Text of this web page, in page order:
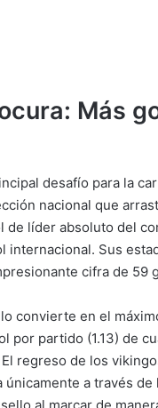
Más
desafío para la
nacional que
de líder absoluto del
internacional. Sus
cifra de
convierte en el
por partido (1.13) de
El regreso de los
únicamente a través